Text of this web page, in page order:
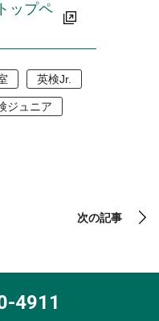
ップペ
英検Jr.
ジュニア
次の記事
4911